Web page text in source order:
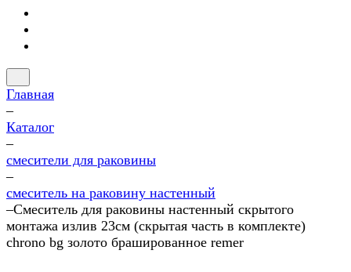
Главная
–
Каталог
–
смесители для раковины
–
смеситель на раковину настенный
–Смеситель для раковины настенный скрытого
монтажа излив 23см (скрытая часть в комплекте)
chrono bg золото брашированное remer